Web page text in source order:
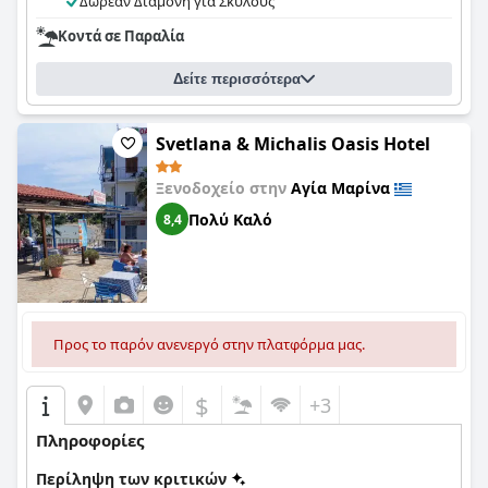
την εξαιρετική καθαριότητα, την άνεση και το στυλ των
εσωτερικών χώρων, καθιστώντας τηVilla Alexandraμια
κατάλληλη επιλογή για τους ταξιδιώτες που αναζητούν μια
καθαρή και άνετη διαμονή.
Κοντά σε Παραλία
Δείτε περισσότερα
Svetlana & Michalis Oasis Hotel
Ξενοδοχείο στην Αγία Μαρίνα
8,4 Πολύ Καλό
Προς το παρόν ανενεργό στην πλατφόρμα μας.
$ +3
Πληροφορίες
Περίληψη των κριτικών